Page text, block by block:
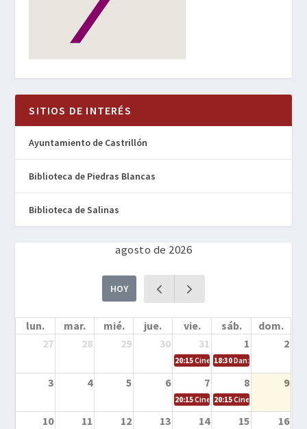
SITIOS DE INTERÉS
Ayuntamiento de Castrillón
Biblioteca de Piedras Blancas
Biblioteca de Salinas
agosto de 2026
HOY
lun. mar. mié. jue. vie. sáb.
dom.
27
28 29 30 31 1 2
20:15Cine en la calle – Cómo
18:30Danza – Cita en el
3 4 5 6 7 8 9
20:15Cine en la calle – El niño y la
20:15Cine en la calle –
10 11 12 13 14 15 16